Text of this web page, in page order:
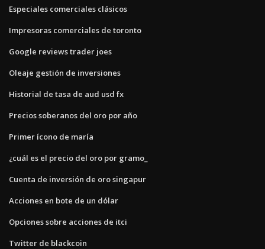
Especiales comerciales clásicos
Impresoras comerciales de toronto
Google reviews trader joes
Oleaje gestión de inversiones
Historial de tasa de aud usd fx
Precios soberanos del oro por año
Primer ícono de maría
¿cuál es el precio del oro por gramo_
Cuenta de inversión de oro singapur
Acciones en bote de un dólar
Opciones sobre acciones de itci
Twitter de blackcoin